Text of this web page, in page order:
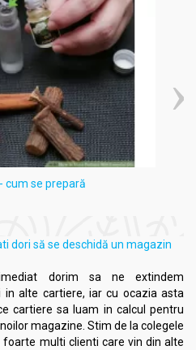
sau de jenă digestivă,
alergică şi ca atare nu va fi
zi, câte 3-5 picături de ulei
o linguriţă de miere, înainte de
leziuni ale mucoasei bucale şi
uleiurile volatile ca atare sau
se dizolvă!).
cantitate mică de ulei să nu
uleiul volatil amestecat în
măsline, sâmburi de struguri,
şi imediat după aceea se
nailon, pentru a preveni
cum se prepară
dori să se deschidă un magazin
dorim sa ne extindem
in alte cartiere, iar cu ocazia asta
cartiere sa luam in calcul pentru
magazine. Stim de la colegele
multi clienti care vin din alte